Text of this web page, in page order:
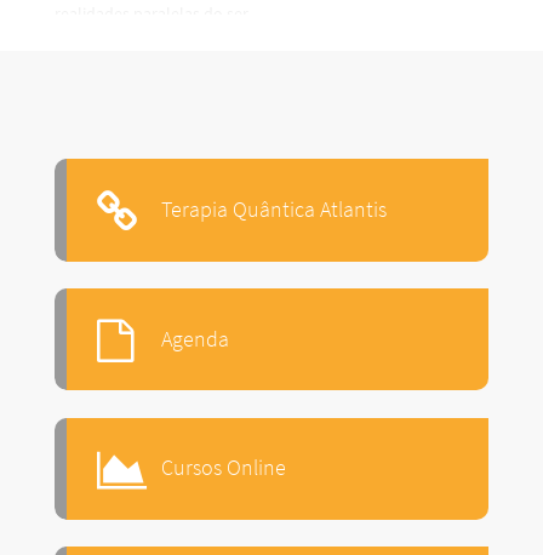
Terapia Quântica Atlantis
Agenda
Cursos Online